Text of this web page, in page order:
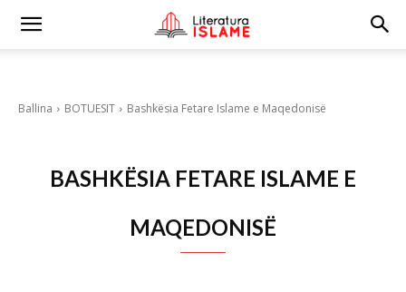
Ballina BOTUESIT Bashkësia Fetare Islame e Maqedonisë
BASHKËSIA FETARE ISLAME E
MAQEDONISË